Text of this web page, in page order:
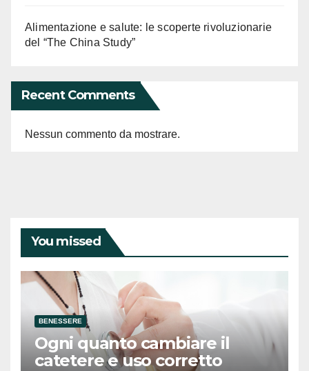
Alimentazione e salute: le scoperte rivoluzionarie
del “The China Study”
Recent Comments
Nessun commento da mostrare.
You missed
BENESSERE
Ogni quanto cambiare il
catetere e uso corretto